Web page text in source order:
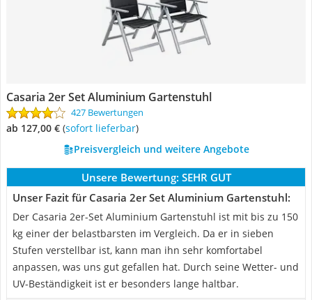
Casaria 2er Set Aluminium Gartenstuhl
427 Bewertungen
ab 127,00 € ( Sofort lieferbar)
Preisvergleich und weitere Angebote
Unsere Bewertung: SEHR GUT
Unser Fazit für Casaria 2er Set Aluminium Gartenstuhl:
Der Casaria 2er-Set Aluminium Gartenstuhl ist mit bis zu 150
kg einer der belastbarsten im Vergleich. Da er in sieben
Stufen verstellbar ist, kann man ihn sehr komfortabel
anpassen, was uns gut gefallen hat. Durch seine Wetter- und
UV-Beständigkeit ist er besonders lange haltbar.